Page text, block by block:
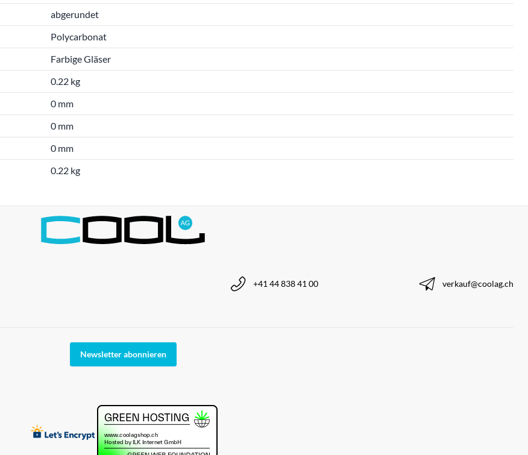
abgerundet
Polycarbonat
Farbige Gläser
0.22 kg
0 mm
0 mm
0 mm
0.22 kg
+41 44 838 41 00 verkauf@coolag.ch
Newsletter abonnieren